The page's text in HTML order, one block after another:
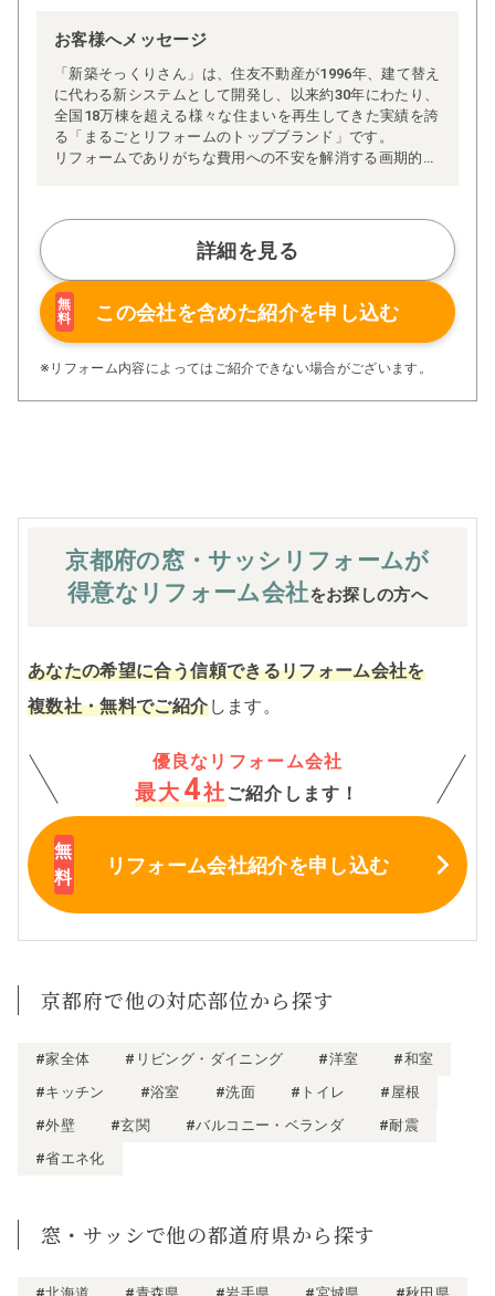
お客様へメッセージ
「新築そっくりさん」は、住友不動産が1996年、建て替え
に代わる新システムとして開発し、以来約30年にわたり、
全国18万棟を超える様々な住まいを再生してきた実績を誇
る「まるごとリフォームのトップブランド」です。
リフォームでありがちな費用への不安を解消する画期的な
ム」、経験豊かなセールスエンジニアによる「一貫担当
制」などが高い信頼を得ています。
また、大規模リフォームに習熟した施工管理者が現場を統
括する「専属棟梁制」、豊富な実績に裏付けられた充実の
施工マニュアルや検査体制により高い施工品質を実現。
さらに、住友不動産のリフォームならではの充実の保証、
アフターサービス体制で工事後も安心です。
ぜひ、あなたの大切なお住まいの再生を私たちにお任せく
詳細を見る
無
料
この会社を含めた紹介を申し込む
※リフォーム内容によってはご紹介できない場合がございます。
京都府の窓・サッシ リフォームが
得意なリフォーム会社をお探しの方へ
あなたの希望に合う信頼できるリフォーム会社を
複数社・無料でご紹介します。
優良なリフォーム会社
最大 4社 ご紹介します！
リフォーム会社紹介を申し込む
京都府で他の対応部位から探す
#家全体 #リビング・ダイニング #洋室
#和室
#キッチン
#浴室 #洗面 #トイレ
#屋根
#外壁
#玄関 #バルコニー・ベランダ
#耐震
#省エネ化
窓・サッシで他の都道府県から探す